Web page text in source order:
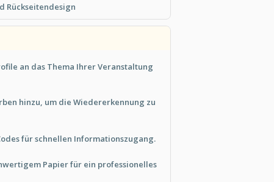
Rückseitendesign
an das Thema Ihrer Veranstaltung
hinzu, um die Wiedererkennung zu
für schnellen Informationszugang.
Papier für ein professionelles